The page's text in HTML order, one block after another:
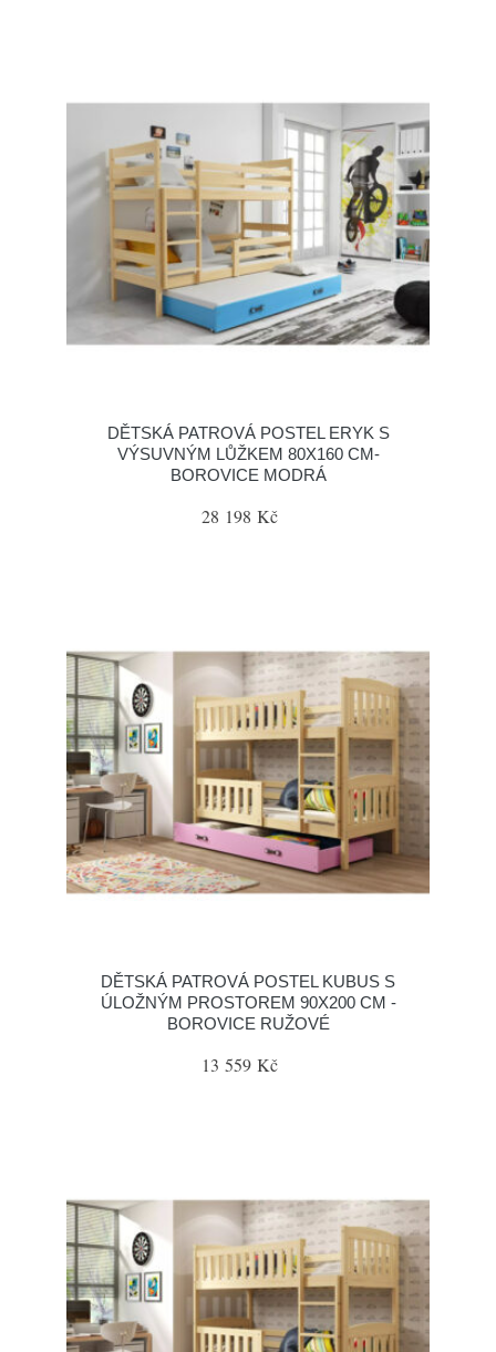
DĚTSKÁ PATROVÁ POSTEL ERYK S
VÝSUVNÝM LŮŽKEM 80X160 CM-
BOROVICE MODRÁ
28 198 Kč
DĚTSKÁ PATROVÁ POSTEL KUBUS S
ÚLOŽNÝM PROSTOREM 90X200 CM -
BOROVICE RUŽOVÉ
13 559 Kč